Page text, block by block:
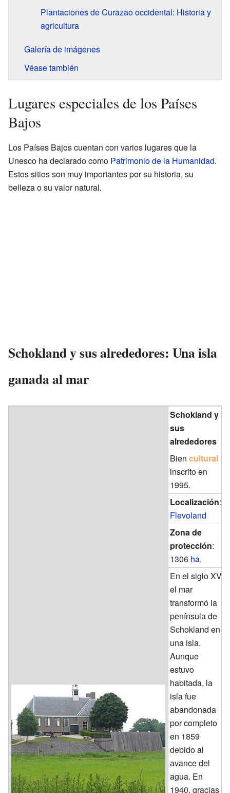
Plantaciones de Curazao occidental: Historia y
agricultura
Galería de imágenes
Véase también
Lugares especiales de los Países
Bajos
Los Países Bajos cuentan con varios lugares que la
Unesco ha declarado como Patrimonio de la Humanidad.
Estos sitios son muy importantes por su historia, su
belleza o su valor natural.
Schokland y sus alrededores: Una isla
ganada al mar
Schokland y
sus
alrededores
Biencultural
inscrito en
1995.
Localización:
Flevoland
Zona de
protección:
1306 ha.
En el siglo XV,
el mar
transformó la
península de
Schokland en
una isla.
Aunque
estuvo
habitada, la
isla fue
abandonada
por completo
en 1859
debido al
avance del
agua. En
1940, gracias